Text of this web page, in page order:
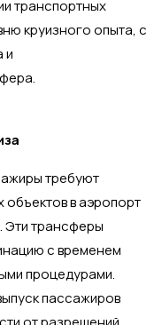
транспортных
круизного опыта, с
и
требуют
в аэропорт
Эти трансферы
с временем
процедурами.
пассажиров